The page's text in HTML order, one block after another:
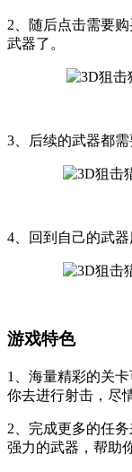
2、随后点击需要
武器了。
3、后续的武器都需
4、回到自己的武
游戏特色
1、海量精彩的关
你去进行射击，尽
2、完成更多的任
强力的武器，帮助